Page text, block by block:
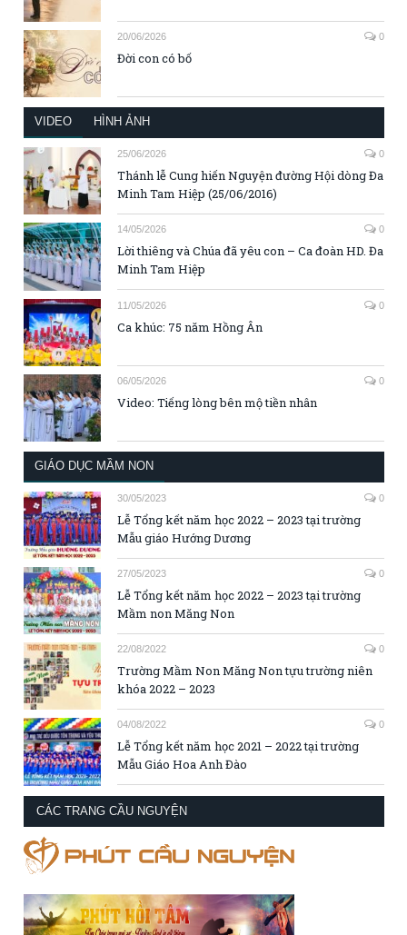
20/06/2026 0
Đời con có bố
VIDEO HÌNH ẢNH
25/06/2026 0
Thánh lễ Cung hiến Nguyện đường Hội dòng Đa
Minh Tam Hiệp (25/06/2016)
14/05/2026 0
Lời thiêng và Chúa đã yêu con – Ca đoàn HD. Đa
Minh Tam Hiệp
11/05/2026 0
Ca khúc: 75 năm Hồng Ân
06/05/2026 0
Video: Tiếng lòng bên mộ tiền nhân
GIÁO DỤC MẦM NON
30/05/2023 0
Lễ Tổng kết năm học 2022 – 2023 tại trường
Mẫu giáo Hướng Dương
27/05/2023 0
Lễ Tổng kết năm học 2022 – 2023 tại trường
Mầm non Măng Non
22/08/2022 0
Trường Mầm Non Măng Non tựu trường niên
khóa 2022 – 2023
04/08/2022 0
Lễ Tổng kết năm học 2021 – 2022 tại trường
Mẫu Giáo Hoa Anh Đào
CÁC TRANG CẦU NGUYỆN